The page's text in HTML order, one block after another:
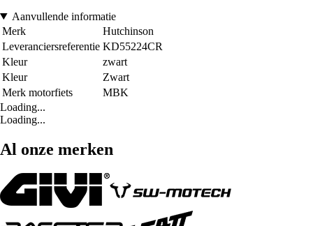
Aanvullende informatie
Merk
Hutchinson
Leveranciersreferentie KD55224CR
Kleur
zwart
Kleur
Zwart
Merk motorfiets
MBK
Loading...
Loading...
Al onze merken